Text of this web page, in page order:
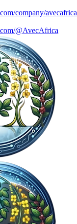
company/avecafrica
@AvecAfrica